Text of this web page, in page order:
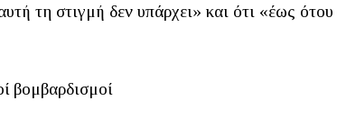
τη στιγμή δεν υπάρχει» και ότι «έως ότου
βομβαρδισμοί